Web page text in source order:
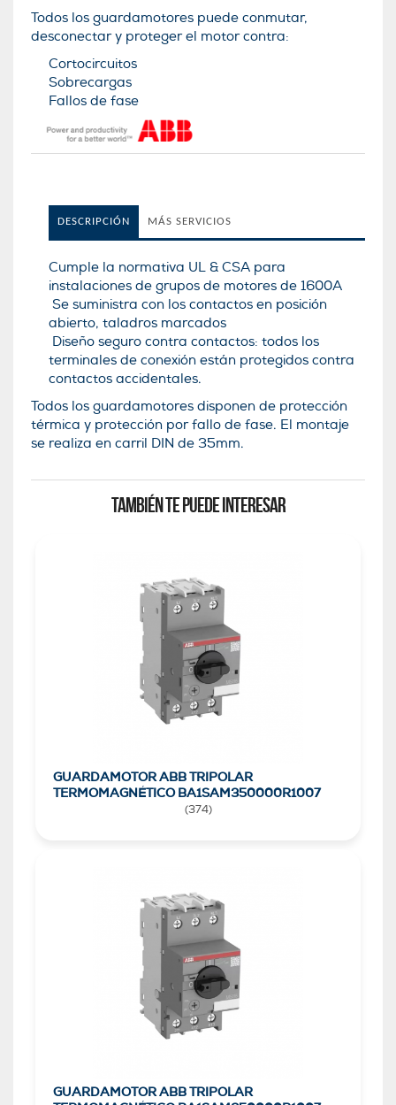
Todos los guardamotores puede conmutar,
desconectar y proteger el motor contra:
Cortocircuitos
Sobrecargas
Fallos de fase
DESCRIPCIÓN MÁS SERVICIOS
Cumple la normativa UL & CSA para
instalaciones de grupos de motores de 1600A
Se suministra con los contactos en posición
abierto, taladros marcados
Diseño seguro contra contactos: todos los
terminales de conexión están protegidos contra
contactos accidentales.
Todos los guardamotores disponen de protección
térmica y protección por fallo de fase. El montaje
se realiza en carril DIN de 35mm.
TAMBIÉN TE PUEDE INTERESAR
GUARDAMOTOR ABB TRIPOLAR
TERMOMAGNÉTICO BA1SAM350000R1007
(374)
GUARDAMOTOR ABB TRIPOLAR